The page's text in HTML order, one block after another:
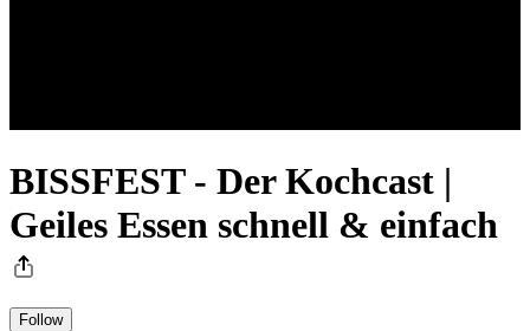
BISSFEST - Der Kochcast |
Geiles Essen schnell & einfach
Follow